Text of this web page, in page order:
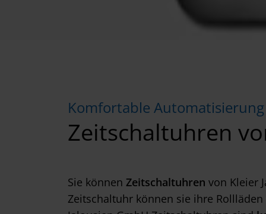
Komfortable Automatisierung
Zeitschaltuhren
Sie können Zeitschaltuhren von Kleier
Zeitschaltuhr können sie ihre